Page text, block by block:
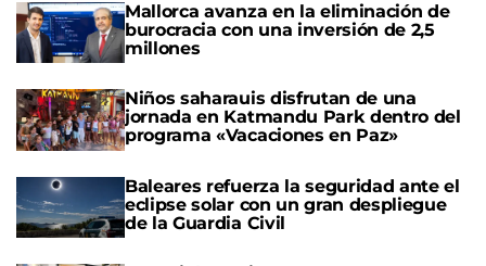
Mallorca avanza en la eliminación de
burocracia con una inversión de 2,5
millones
Niños saharauis disfrutan de una
jornada en Katmandu Park dentro del
programa «Vacaciones en Paz»
Baleares refuerza la seguridad ante el
eclipse solar con un gran despliegue
de la Guardia Civil